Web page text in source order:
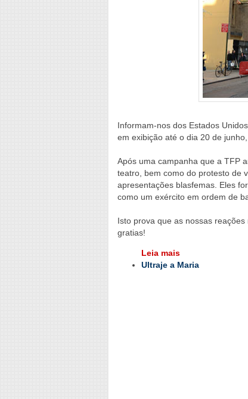
Informam-nos dos Estados
em exibição até o dia 20 de
Após uma campanha que a TFP
teatro, bem como do protesto de
apresentações blasfemas. Eles
como um exército em ordem de
Isto prova que as nossas
gratias!
Leia mais
Ultraje a Maria